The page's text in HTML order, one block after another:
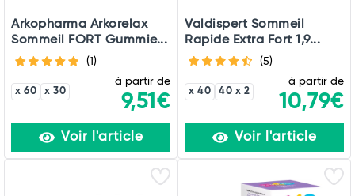
Arkopharma Arkorelax
Sommeil FORT Gummie...
(1)
x 60 x 30
à partir de
9,51€
Voir l'article
Valdispert Sommeil
Rapide Extra Fort 1,9...
(5)
x 40 40 x 2
à partir de
10,79€
Voir l'article